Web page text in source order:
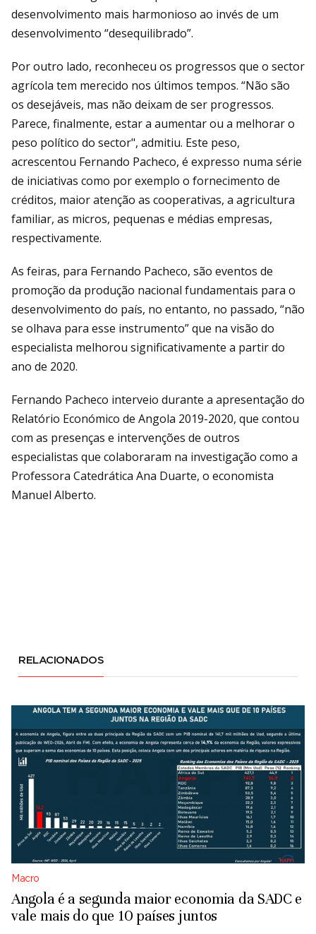
desenvolvimento mais harmonioso ao invés de um
desenvolvimento “desequilibrado”.
Por outro lado, reconheceu os progressos que o sector
agrícola tem merecido nos últimos tempos. “Não são
os desejáveis, mas não deixam de ser progressos.
Parece, finalmente, estar a aumentar ou a melhorar o
peso político do sector", admitiu. Este peso,
acrescentou Fernando Pacheco, é expresso numa série
de iniciativas como por exemplo o fornecimento de
créditos, maior atenção as cooperativas, a agricultura
familiar, as micros, pequenas e médias empresas,
respectivamente.
As feiras, para Fernando Pacheco, são eventos de
promoção da produção nacional fundamentais para o
desenvolvimento do país, no entanto, no passado, “não
se olhava para esse instrumento” que na visão do
especialista melhorou significativamente a partir do
ano de 2020.
Fernando Pacheco interveio durante a apresentação do
Relatório Económico de Angola 2019-2020, que contou
com as presenças e intervenções de outros
especialistas que colaboraram na investigação como a
Professora Catedrática Ana Duarte, o economista
Manuel Alberto.
RELACIONADOS
Macro
Angola é a segunda maior economia da SADC e
vale mais do que 10 países juntos